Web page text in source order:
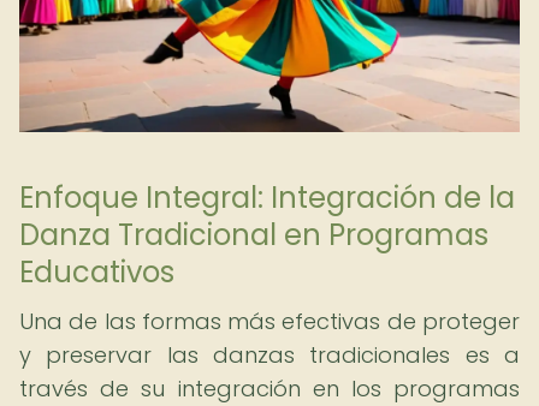
Enfoque Integral: Integración de la
Danza Tradicional en Programas
Educativos
Una de las formas más efectivas de proteger
y preservar las danzas tradicionales es a
través de su integración en los programas